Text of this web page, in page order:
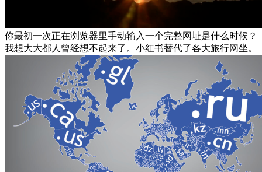
你最初一次正在浏览器里手动输入一个完整网址是什么时候？
我想大大都人曾经想不起来了。小红书替代了各大旅行网坐。